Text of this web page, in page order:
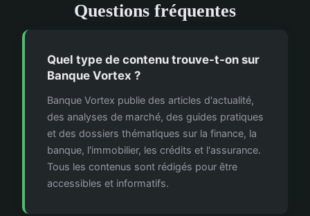
Questions fréquentes
Quel type de contenu trouve-t-on sur
Banque Vortex ?
Banque Vortex publie des articles d'actualité,
des analyses de marché, des guides pratiques
et des dossiers thématiques sur la finance, la
banque, l'immobilier, les crédits et l'assurance.
Tous les contenus sont rédigés pour être
accessibles et informatifs.